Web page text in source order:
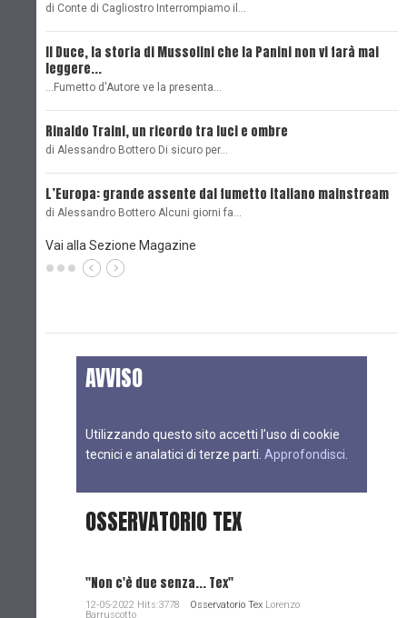
di Conte di Cagliostro Interrompiamo il…
Il Duce, la storia di Mussolini che la Panini non vi farà mai
leggere...
...Fumetto d'Autore ve la presenta…
Rinaldo Traini, un ricordo tra luci e ombre
di Alessandro Bottero Di sicuro per…
L’Europa: grande assente dal fumetto italiano mainstream
di Alessandro Bottero Alcuni giorni fa…
Vai alla Sezione Magazine
AVVISO
Utilizzando questo sito accetti l’uso di cookie
tecnici e analatici di terze parti. Approfondisci
OSSERVATORIO TEX
"Non c'è due senza... Tex"
12-05-2022 Hits:3778 Osservatorio Tex Lorenzo
Barruscotto